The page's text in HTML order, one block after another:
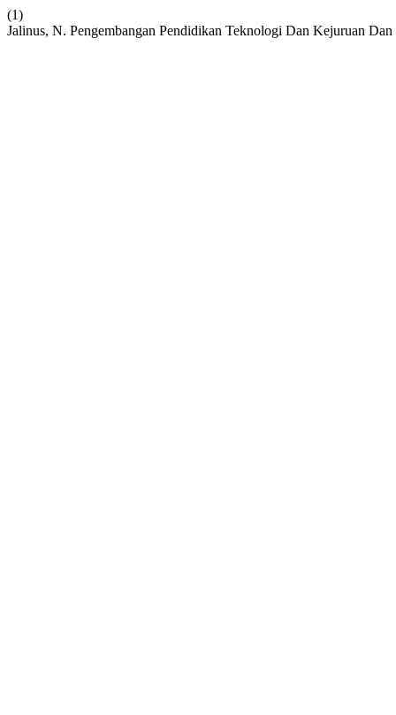
(1)
Jalinus, N. Pengembangan Pendidikan Teknologi Dan Kejuruan